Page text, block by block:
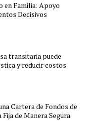
en Familia: Apoyo
Decisivos
transitaria puede
y reducir costos
Cartera de Fondos de
de Manera Segura